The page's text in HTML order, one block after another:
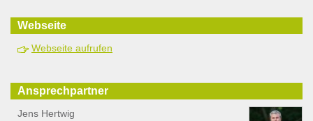
Webseite
Webseite aufrufen
Ansprechpartner
Jens Hertwig